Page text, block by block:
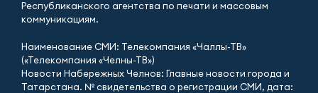
Республиканского агентства по печати и массовым
коммуникациям.
Наименование СМИ: Телекомпания «Чаллы-ТВ»
(«Телекомпания «Челны-ТВ»)
Новости Набережных Челнов: Главные новости города и
Татарстана. № свидетельства о регистрации СМИ, дата: